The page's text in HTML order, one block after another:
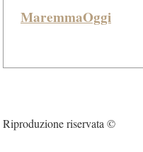
MaremmaOggi
Riproduzione riservata ©